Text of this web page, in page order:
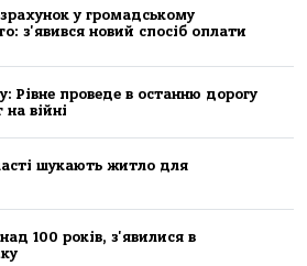
у громадському
з'явився новий спосіб оплати
Рівне проведе в останню дорогу
на війні
шукають житло для
100 років, з'явилися в